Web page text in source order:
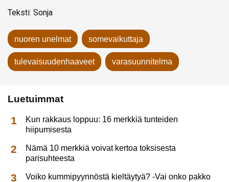
Teksti: Sonja
nuoren unelmat somevaikuttaja
tulevaisuudenhaaveet varasuunnitelma
Luetuimmat
Kun rakkaus loppuu: 16 merkkiä tunteiden
hiipumisesta
Nämä 10 merkkiä voivat kertoa toksisesta
parisuhteesta
Voiko kummipyynnöstä kieltäytyä? -Vai onko pakko